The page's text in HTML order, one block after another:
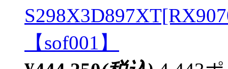
【sof001】